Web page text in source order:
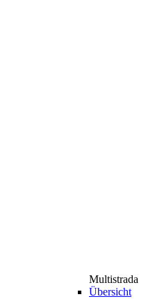
Multistrada
Übersicht